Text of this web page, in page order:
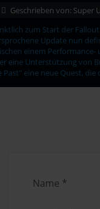
Geschrieben von: Super
zum Start der
Update nun
einem
eine Unterstützung von
Past" eine neue Quest,